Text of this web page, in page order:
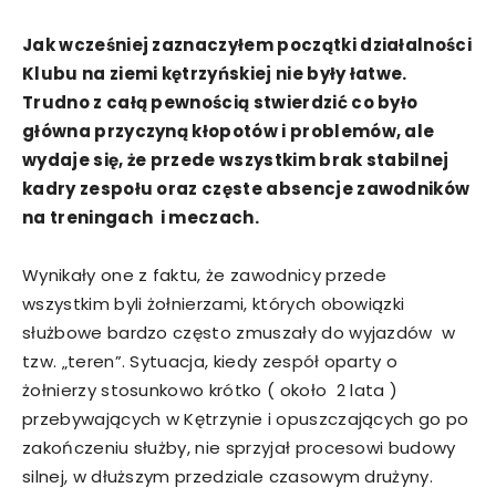
Jak wcześniej zaznaczyłem początki działalności
Klubu na ziemi kętrzyńskiej nie były łatwe.
Trudno z całą pewnością stwierdzić co było
główna przyczyną kłopotów i problemów, ale
wydaje się, że przede wszystkim brak stabilnej
kadry zespołu oraz częste absencje zawodników
na treningach i meczach.
Wynikały one z faktu, że zawodnicy przede
wszystkim byli żołnierzami, których obowiązki
służbowe bardzo często zmuszały do wyjazdów w
tzw. „teren”. Sytuacja, kiedy zespół oparty o
żołnierzy stosunkowo krótko ( około 2 lata )
przebywających w Kętrzynie i opuszczających go po
zakończeniu służby, nie sprzyjał procesowi budowy
silnej, w dłuższym przedziale czasowym drużyny.